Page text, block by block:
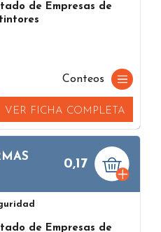
de Empresas de
Conteos
VER FICHA COMPLETA
0,17
de Empresas de